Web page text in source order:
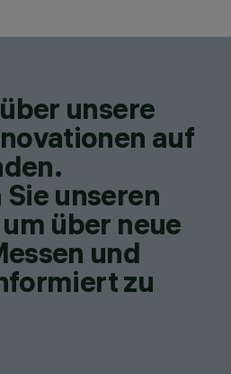
unsere
auf
unseren
über neue
und
zu